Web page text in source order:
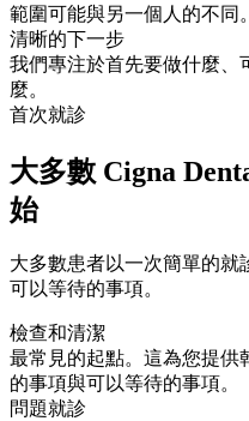
範圍可能與另一個人的不同。
清晰的下一步
我們專注於首先要做什麼、
麼。
首次就診
大多數 Cigna
始
大多數患者以一次簡單的就
可以等待的事項。
檢查和清潔
最常見的起點。這為您提供
的事項與可以等待的事項。
問題就診